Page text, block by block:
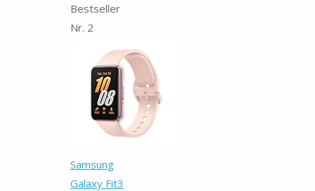
Bestseller
Nr. 2
Samsung
Galaxy Fit3